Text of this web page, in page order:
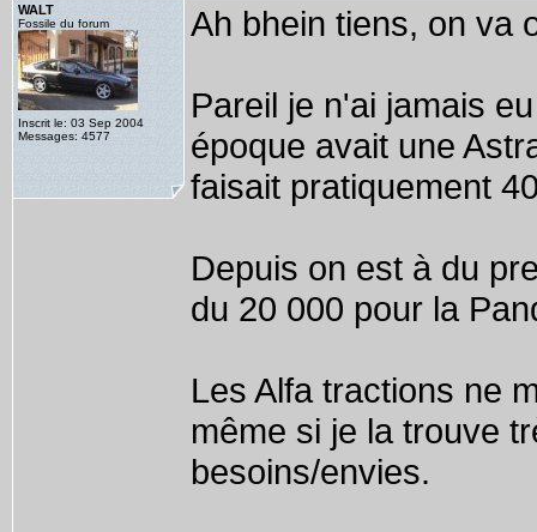
WALT
Fossile du forum
Inscrit le: 03 Sep 2004
Messages: 4577
Ah bhein tiens, on va
Pareil je n'ai jamais
époque avait une
faisait pratiquement
Depuis on est à du
du 20 000 pour la
Les Alfa tractions ne
même si je la trouve
besoins/envies.